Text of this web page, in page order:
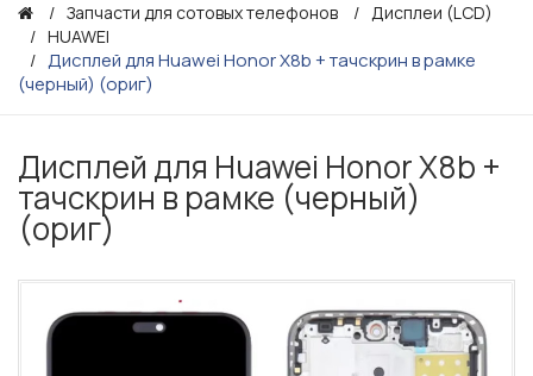
Запчасти для сотовых телефонов
Дисплеи (LCD)
HUAWEI
Дисплей для Huawei Honor X8b + тачскрин в рамке
(черный) (ориг)
Дисплей для Huawei Honor X8b +
тачскрин в рамке (черный)
(ориг)